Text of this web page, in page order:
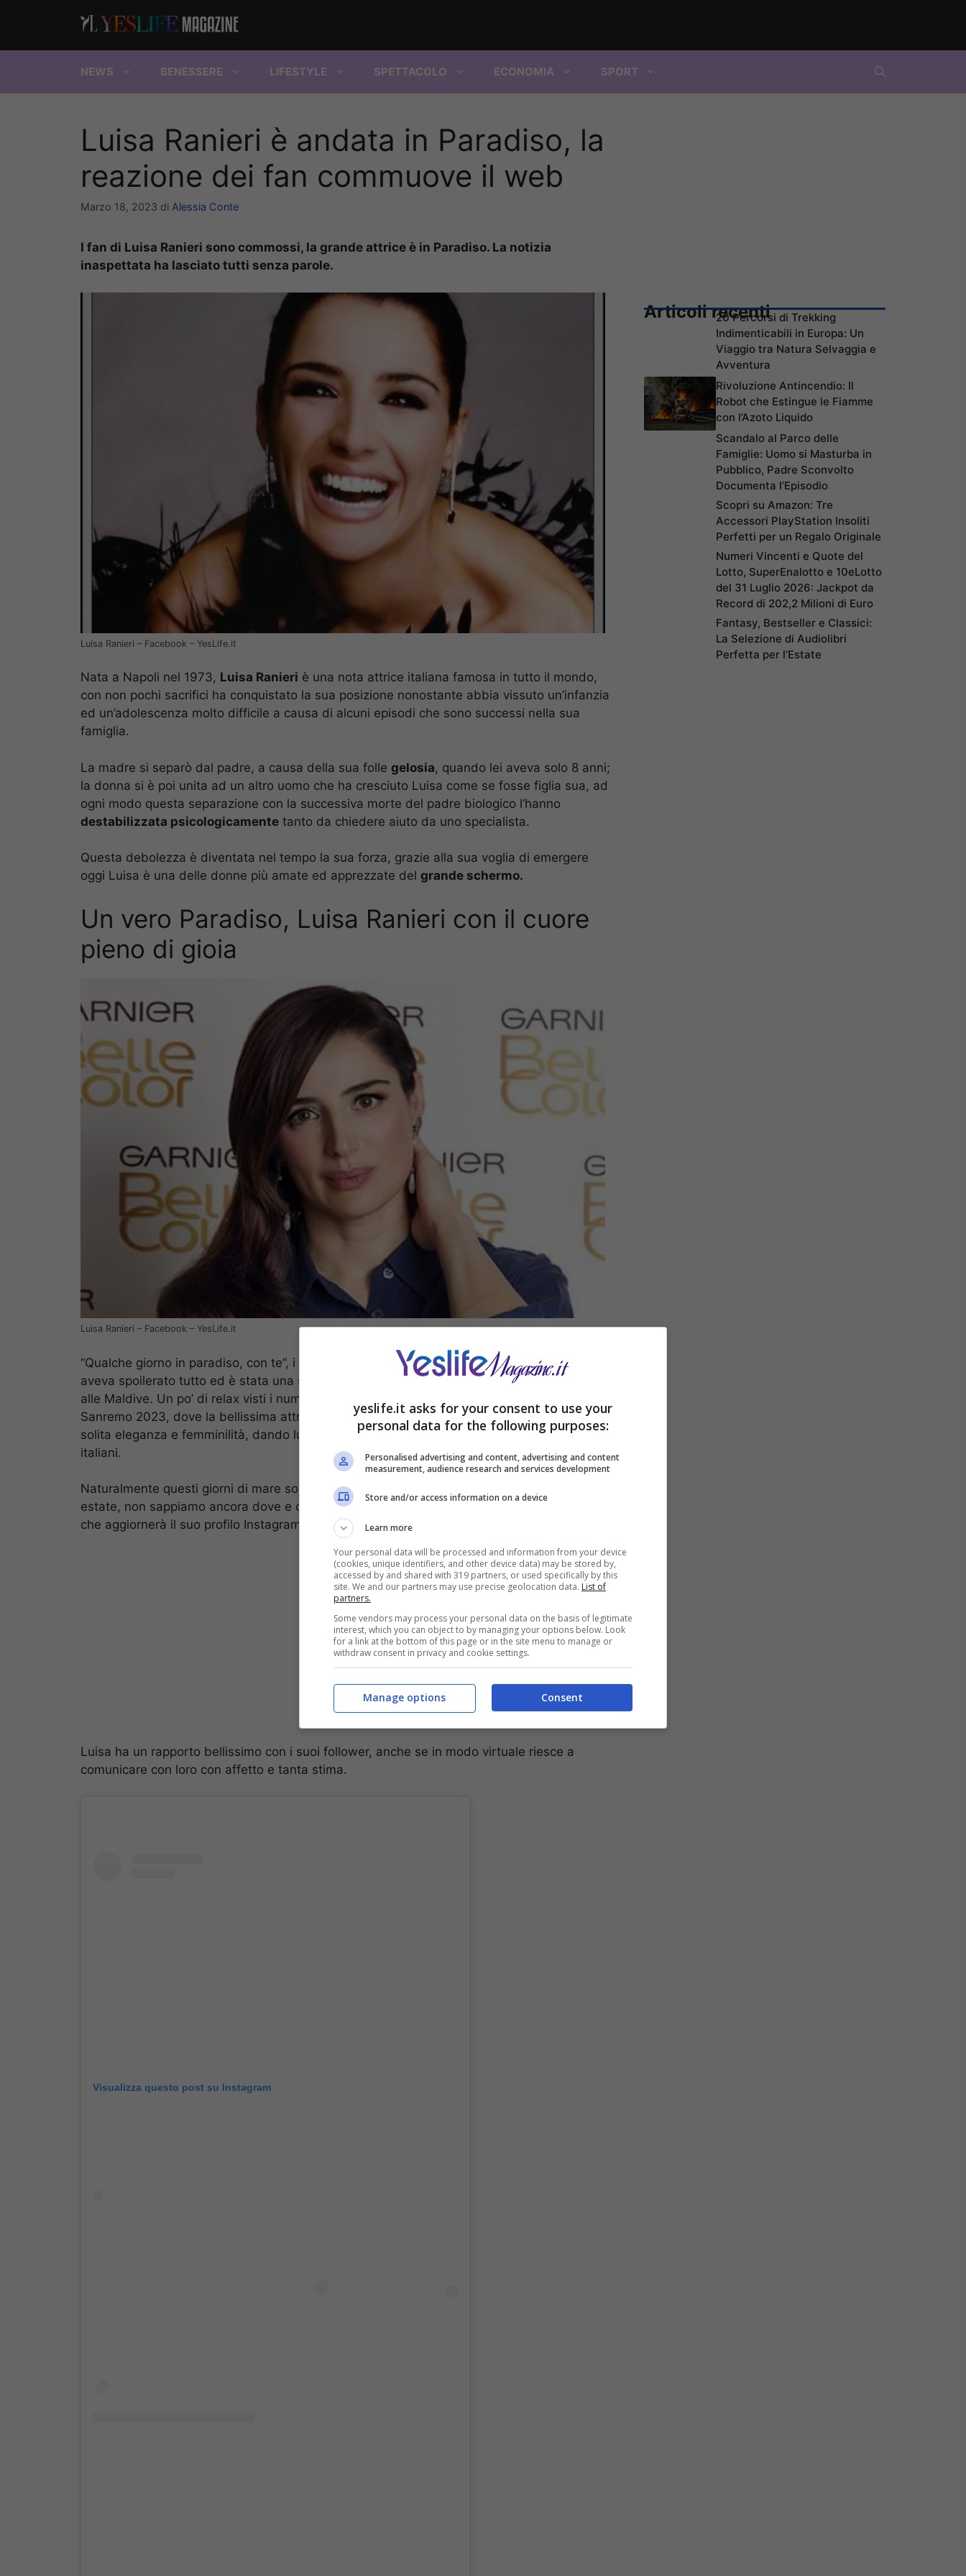
NEWS BENESSERE LIFESTYLE SPETTACOLO ECONOMIA SPORT
Luisa Ranieri è andata in Paradiso, la
reazione dei fan commuove il web
Marzo 18, 2023 di Alessia Conte
I fan di Luisa Ranieri sono commossi, la grande attrice è in Paradiso. La notizia
inaspettata ha lasciato tutti senza parole.
Luisa Ranieri – Facebook – YesLife.it
Nata a Napoli nel 1973, Luisa Ranieri è una nota attrice italiana famosa in tutto il mondo,
con non pochi sacrifici ha conquistato la sua posizione nonostante abbia vissuto un’infanzia
ed un’adolescenza molto difficile a causa di alcuni episodi che sono successi nella sua
famiglia.
La madre si separò dal padre, a causa della sua folle gelosia, quando lei aveva solo 8 anni;
la donna si è poi unita ad un altro uomo che ha cresciuto Luisa come se fosse figlia sua, ad
ogni modo questa separazione con la successiva morte del padre biologico l’hanno
destabilizzata psicologicamente tanto da chiedere aiuto da uno specialista.
Questa debolezza è diventata nel tempo la sua forza, grazie alla sua voglia di emergere
oggi Luisa è una delle donne più amate ed apprezzate del grande schermo.
Un vero Paradiso, Luisa Ranieri con il cuore
pieno di gioia
Luisa Ranieri – Facebook – YesLife.it
“Qualche giorno in paradiso, con te”, i fan non si aspettavano una simile notizia, Luisa non
aveva spoilerato tutto ed è stata una sorpresa, con suo marito,Luca Zingaretti,è volata
alle Maldive. Un po’ di relax visti i numerosi impegni cinematografici e televisivi, l’ultimo
Sanremo 2023, dove la bellissima attrice ha potuto calcare il palco dell’Ariston con la sua
solita eleganza e femminilità, dando lustro ad uno degli appuntamenti più importanti per gli
italiani.
Naturalmente questi giorni di mare sono solo un’anteprima a quella che sarà l’imminente
estate, non sappiamo ancora dove e con chi Luisa trascorrerà le vacanze ma siamo certi
che aggiornerà il suo profilo Instagram, seguito da milioni di fan, come suo solito.
Luisa ha un rapporto bellissimo con i suoi follower, anche se in modo virtuale riesce a
comunicare con loro con affetto e tanta stima.
Visualizza questo post su Instagram
Articoli recenti20 Percorsi di Trekking
Indimenticabili in Europa: Un
Viaggio tra Natura Selvaggia e
Avventura
Rivoluzione Antincendio: Il
Robot che Estingue le Fiamme
con l’Azoto Liquido
Scandalo al Parco delle
Famiglie: Uomo si Masturba in
Pubblico, Padre Sconvolto
Documenta l’Episodio
Scopri su Amazon: Tre
Accessori PlayStation Insoliti
Perfetti per un Regalo Originale
Numeri Vincenti e Quote del
Lotto, SuperEnalotto e 10eLotto
del 31 Luglio 2026: Jackpot da
Record di 202,2 Milioni di Euro
Fantasy, Bestseller e Classici:
La Selezione di Audiolibri
Perfetta per l’Estate
yeslife.it asks for your consent to use your
personal data for the following purposes:
Personalised advertising and content, advertising and content
measurement, audience research and services development
Store and/or access information on a device
Learn more
Your personal data will be processed and information from your device
(cookies, unique identifiers, and other device data) may be stored by,
accessed by and shared with 319 partners, or used specifically by this
site. We and our partners may use precise geolocation data. List of
partners.
Some vendors may process your personal data on the basis of legitimate
interest, which you can object to by managing your options below. Look
for a link at the bottom of this page or in the site menu to manage or
withdraw consent in privacy and cookie settings.
Consent
Manage options